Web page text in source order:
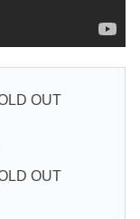
OUT
OUT